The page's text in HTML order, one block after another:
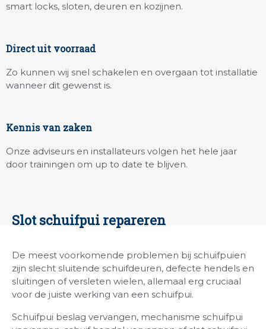
smart locks, sloten, deuren en kozijnen.
Direct uit voorraad
Zo kunnen wij snel schakelen en overgaan tot installatie
wanneer dit gewenst is.
Kennis van zaken
Onze adviseurs en installateurs volgen het hele jaar
door trainingen om up to date te blijven.
Slot schuifpui repareren
De meest voorkomende problemen bij schuifpuien
zijn slecht sluitende schuifdeuren, defecte hendels en
sluitingen of versleten wielen, allemaal erg cruciaal
voor de juiste werking van een schuifpui.
Schuifpui beslag vervangen, mechanisme schuifpui